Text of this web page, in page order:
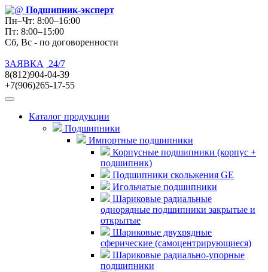
Подшипник-эксперт
Пн–Чт: 8:00–16:00
Пт: 8:00–15:00
Сб, Вс - по договоренности
ЗАЯВКА
24/7
8(812)904-04-39
+7(906)265-17-55
Каталог продукции
Подшипники
Импортные подшипники
Корпусные подшипники (корпус +
подшипник)
Подшипники скольжения GE
Игольчатые подшипники
Шариковые радиальные
однорядные подшипники закрытые и
открытые
Шариковые двухрядные
сферические (самоцентрирующиеся)
Шариковые радиально-упорные
подшипники